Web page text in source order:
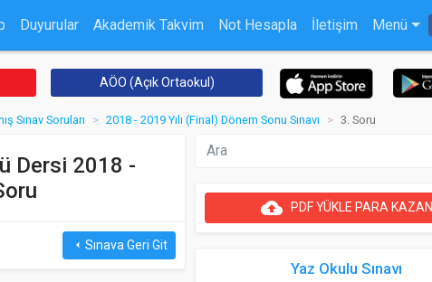
Duyurular Akademik Takvim Not Hesapla İletişim Menü
AÖO (Açık Ortaokul)
Sınav Soruları 2018 - 2019 Yılı (Final) Dönem Sonu Sınavı 3. Soru
Dersi 2018 -
arrow_leftSınava Geri Git
cloud_uploadPDF YÜKLE PARA KAZAN
Yaz Okulu Sınavı